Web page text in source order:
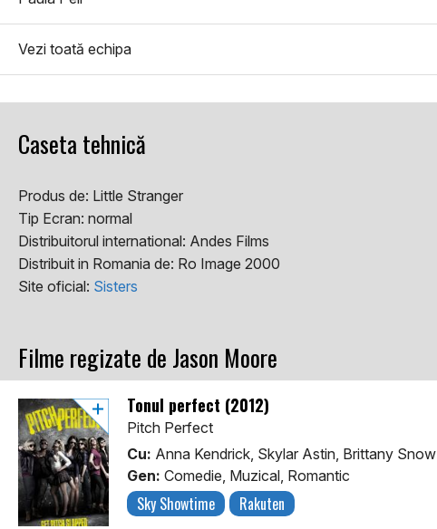
Vezi toată echipa
Caseta tehnică
Produs de: Little Stranger
Tip Ecran: normal
Distribuitorul international: Andes Films
Distribuit in Romania de: Ro Image 2000
Site oficial: Sisters
Filme regizate de Jason Moore
Tonul perfect (2012)
Pitch Perfect
Cu: Anna Kendrick, Skylar Astin, Brittany Snow
Gen: Comedie, Muzical, Romantic
Sky Showtime Rakuten